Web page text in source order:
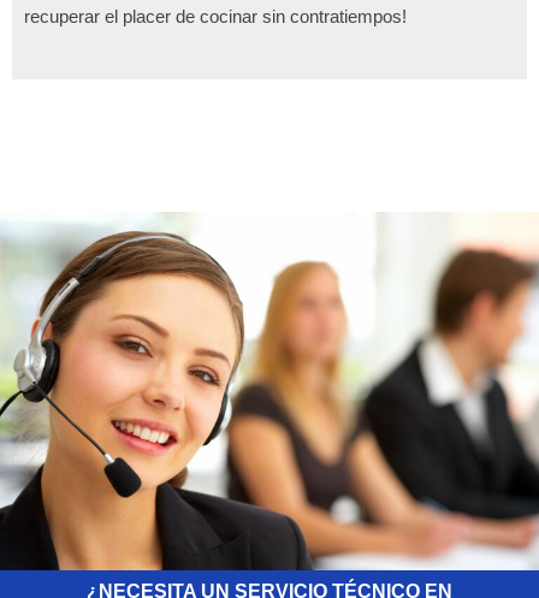
recuperar el placer de cocinar sin contratiempos!
¿NECESITA UN SERVICIO TÉCNICO EN